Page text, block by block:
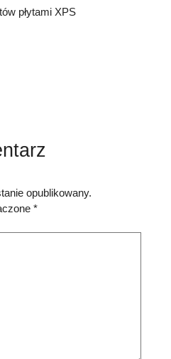
opublikowany.
*